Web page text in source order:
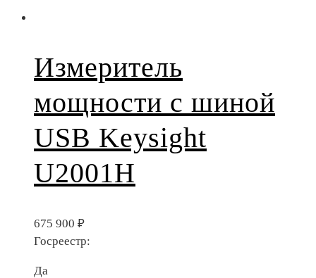
Измеритель
мощности с шиной
USB Keysight
U2001H
675 900 ₽
Госреестр:
Да